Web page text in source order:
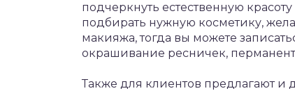
подчеркнуть естественную
подбирать нужную косметику,
макияжа, тогда вы можете
окрашивание ресничек,
Также для клиентов предлагают